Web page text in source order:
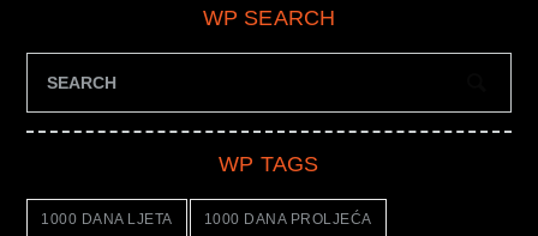
WP SEARCH
WP TAGS
1000 DANA LJETA 1000 DANA PROLJEĆA